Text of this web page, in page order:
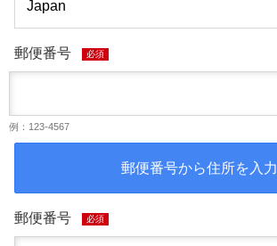
郵便番号 必須
例：123-4567
郵便番号から住所を入力
郵便番号 必須